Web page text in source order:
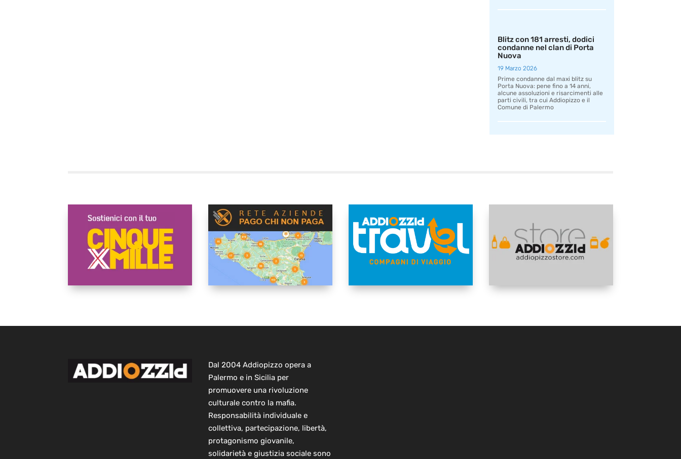
Blitz con 181 arresti, dodici
condanne nel clan di Porta
Nuova
19 Marzo 2026
Prime condanne dal maxi blitz su
Porta Nuova: pene fino a 14 anni,
alcune assoluzioni e risarcimenti alle
parti civili, tra cui Addiopizzo e il
Comune di Palermo
Dal 2004 Addiopizzo opera a
Palermo e in Sicilia per
promuovere una rivoluzione
culturale contro la mafia.
Responsabilità individuale e
collettiva, partecipazione, libertà,
protagonismo giovanile,
solidarietà e giustizia sociale sono